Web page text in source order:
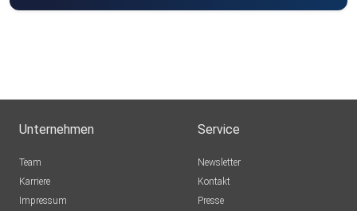
Unternehmen
Team
Karriere
Impressum
Service
Newsletter
Kontakt
Presse